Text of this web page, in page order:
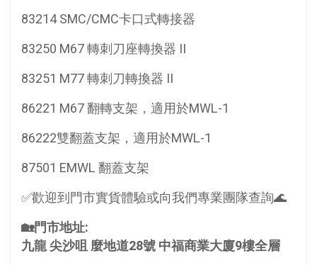
83214 SMC/CMC卡口式轉接器
83250 M67 轉刺刀座轉換器 II
83251 M77 轉刺刀轉換器 II
86221 M67 翻轉支架，適用於MWL-1
86222雙翻蓋支架，適用於MWL-1
87501 EMWL 翻蓋支架
✅歡迎到門市實貨體驗或向我們專業團隊查詢🌊
🏡門市地址:
九龍 尖沙咀 麼地道28號 中福商業大廈9樓全層